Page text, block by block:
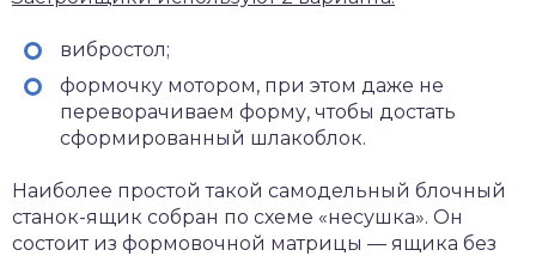
вибростол;
формочку мотором, при этом даже не
переворачиваем форму, чтобы достать
сформированный шлакоблок.
Наиболее простой такой самодельный блочный
станок-ящик собран по схеме «несушка». Он
состоит из формовочной матрицы — ящика без